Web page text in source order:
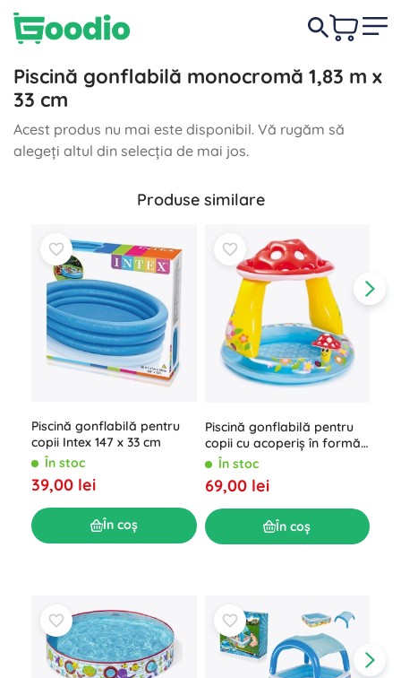
Piscină gonflabilă monocromă 1,83 m x
33 cm
Acest produs nu mai este disponibil. Vă rugăm să
alegeți altul din selecția de mai jos.
Produse similare
Piscină gonflabilă pentru
copii Intex 147 x 33 cm
În stoc
39,00 lei
În coș
Piscină gonflabilă pentru
copii cu acoperiș în formă
de ciupercă
În stoc
69,00 lei
În coș